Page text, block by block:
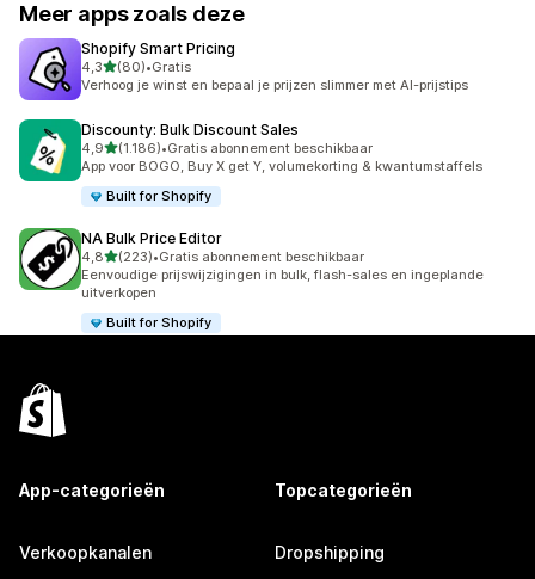
Meer apps zoals deze
Shopify Smart Pricing
4,3van 5 sterren
(80)
80 recensies in totaal
•Gratis
Verhoog je winst en bepaal je prijzen slimmer met AI-prijstips
Discounty: Bulk Discount Sales
4,9van 5 sterren
(1.186)
1186 recensies in totaal
•Gratis abonnement beschikbaar
App voor BOGO, Buy X get Y, volumekorting & kwantumstaffels
Built for Shopify
NA Bulk Price Editor
4,8van 5 sterren
(223)
223 recensies in totaal
•Gratis abonnement beschikbaar
Eenvoudige prijswijzigingen in bulk, flash-sales en ingeplande
uitverkopen
Built for Shopify
App-categorieën
Verkoopkanalen
Topcategorieën
Dropshipping